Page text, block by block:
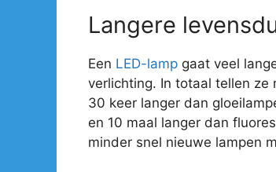
Langere
Een LED-lamp gaat veel
verlichting. In totaal tellen
30 keer langer dan
en 10 maal langer dan
minder snel nieuwe lampen